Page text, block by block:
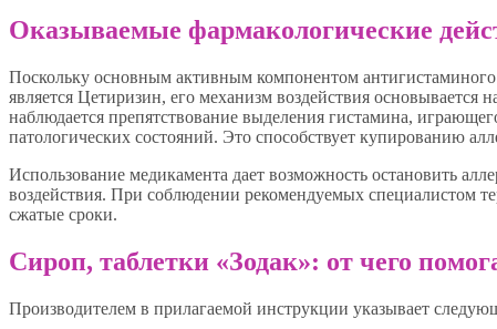
Оказываемые фармакологические
Поскольку основным активным компонентом
является Цетиризин, его механизм воздействия
наблюдается препятствование выделения гистамина,
патологических состояний. Это способствует купированию
Использование медикамента дает возможность остановить
воздействия. При соблюдении рекомендуемых специалистом
сжатые сроки.
Сироп, таблетки «Зодак»: от чего
Производителем в прилагаемой инструкции указывает